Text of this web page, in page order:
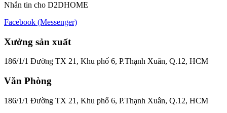
Nhắn tin cho D2DHOME
Facebook (Messenger)
Xưởng sản xuất
186/1/1 Đường TX 21, Khu phố 6, P.Thạnh Xuân, Q.12, HCM
Văn Phòng
186/1/1 Đường TX 21, Khu phố 6, P.Thạnh Xuân, Q.12, HCM